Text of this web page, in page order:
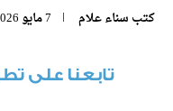
كتب سناء علام 7 مايو 2026 | 11:53 م